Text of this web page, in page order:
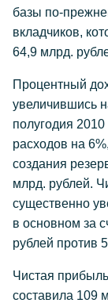
базы по-
вкладчиков,
64,9 млрд.
Процентный
увеличившись
полугодия
расходов на
создания
млрд. рублей.
существенно
в основном за
рублей против
Чистая
составила 109